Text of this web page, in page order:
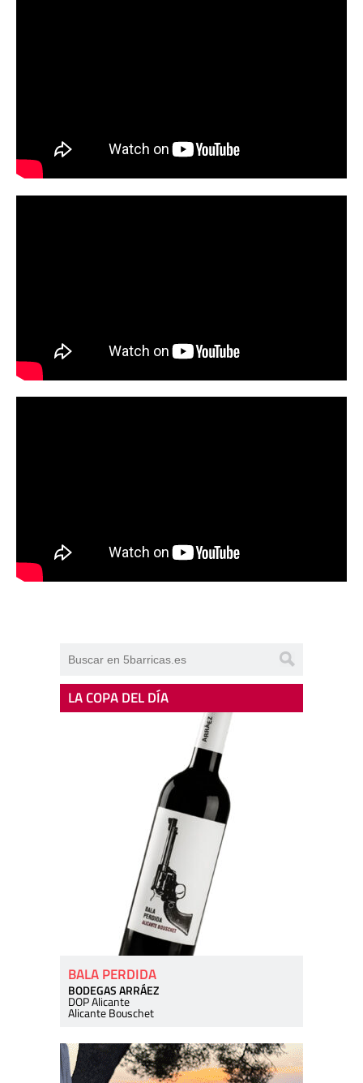
LA COPA DEL DÍA
BALA PERDIDA
BODEGAS ARRÁEZ
DOP Alicante
Alicante Bouschet